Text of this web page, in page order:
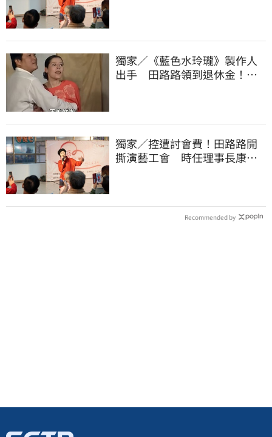
獨家／《藍色水玲瓏》製作人
出手 田路路領到退休金！隱
獨家／控遭討會費！田路路開
撕演藝工會 時任理事長康凱
Recommended by